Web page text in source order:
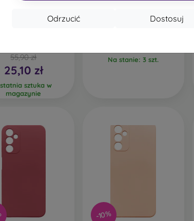
Dostosuj
Odrzucić
Sparkle TPU etui
55,90 zł
25,10 zł
sztuka w
magazynie
Galaxy A14 4G/5G - wzór
Na stanie: 3 szt.
-10%